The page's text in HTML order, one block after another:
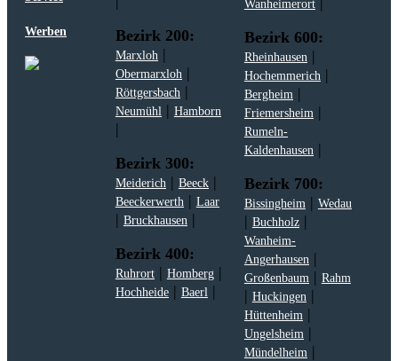
Werben
Bezirk 200:
Marxloh |
Obermarxloh |
Röttgersbach |
Neumühl | Hamborn
|
Bezirk 300:
Meiderich | Beeck|
Beeckerwerth | Laar
| Bruckhausen |
Bezirk 400:
Ruhrort| Homberg|
Hochheide| Baerl |
Wanheimerort
Bezirk 600:
Rheinhausen |
Hochemmerich |
Bergheim |
Friemersheim |
Rumeln-
Kaldenhausen |
Bezirk 700:
Bissingheim | Wedau
| Buchholz|
Wanheim-
Angerhausen |
Großenbaum | Rahm
| Huckingen |
Hüttenheim |
Ungelsheim |
Mündelheim |